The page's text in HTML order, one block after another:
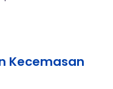
Kecemasan